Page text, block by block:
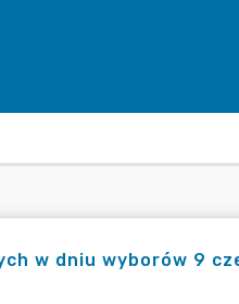
w dniu wyborów 9